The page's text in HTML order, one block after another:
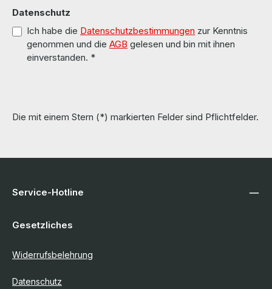
Datenschutz
Ich habe die Datenschutzbestimmungen zur Kenntnis
genommen und die AGB gelesen und bin mit ihnen
einverstanden. *
Die mit einem Stern (*) markierten Felder sind Pflichtfelder.
Service-Hotline
Gesetzliches
Widerrufsbelehrung
Datenschutz